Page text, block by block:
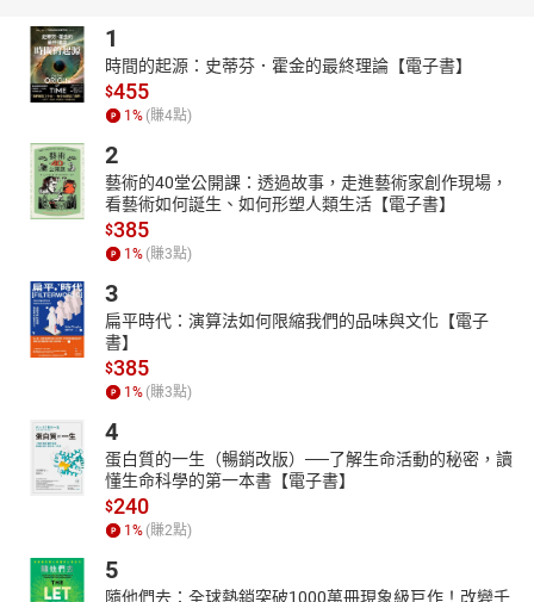
1
時間的起源：史蒂芬．霍金的最終理論【電子書】
$455
1 % (賺4點)
2
藝術的40堂公開課：透過故事，走進藝術家創作現場，
看藝術如何誕生、如何形塑人類生活【電子書】
$385
1 % (賺3點)
3
扁平時代：演算法如何限縮我們的品味與文化【電子
書】
$385
1 % (賺3點)
4
蛋白質的一生（暢銷改版）──了解生命活動的秘密，讀
懂生命科學的第一本書【電子書】
$240
1 % (賺2點)
5
隨他們去：全球熱銷突破1000萬冊現象級巨作！改變千